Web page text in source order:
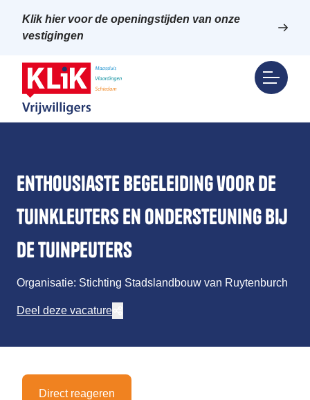
Klik hier voor de openingstijden van onze
vestigingen
Enthousiaste begeleiding voor de
Tuinkleuters en ondersteuning bij
de Tuinpeuters
Organisatie: Stichting Stadslandbouw van Ruytenburch
Deel deze vacature
Direct reageren